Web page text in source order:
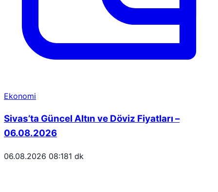
Ekonomi
Sivas’ta Güncel Altın ve Döviz Fiyatları –
06.08.2026
06.08.2026 08:181 dk